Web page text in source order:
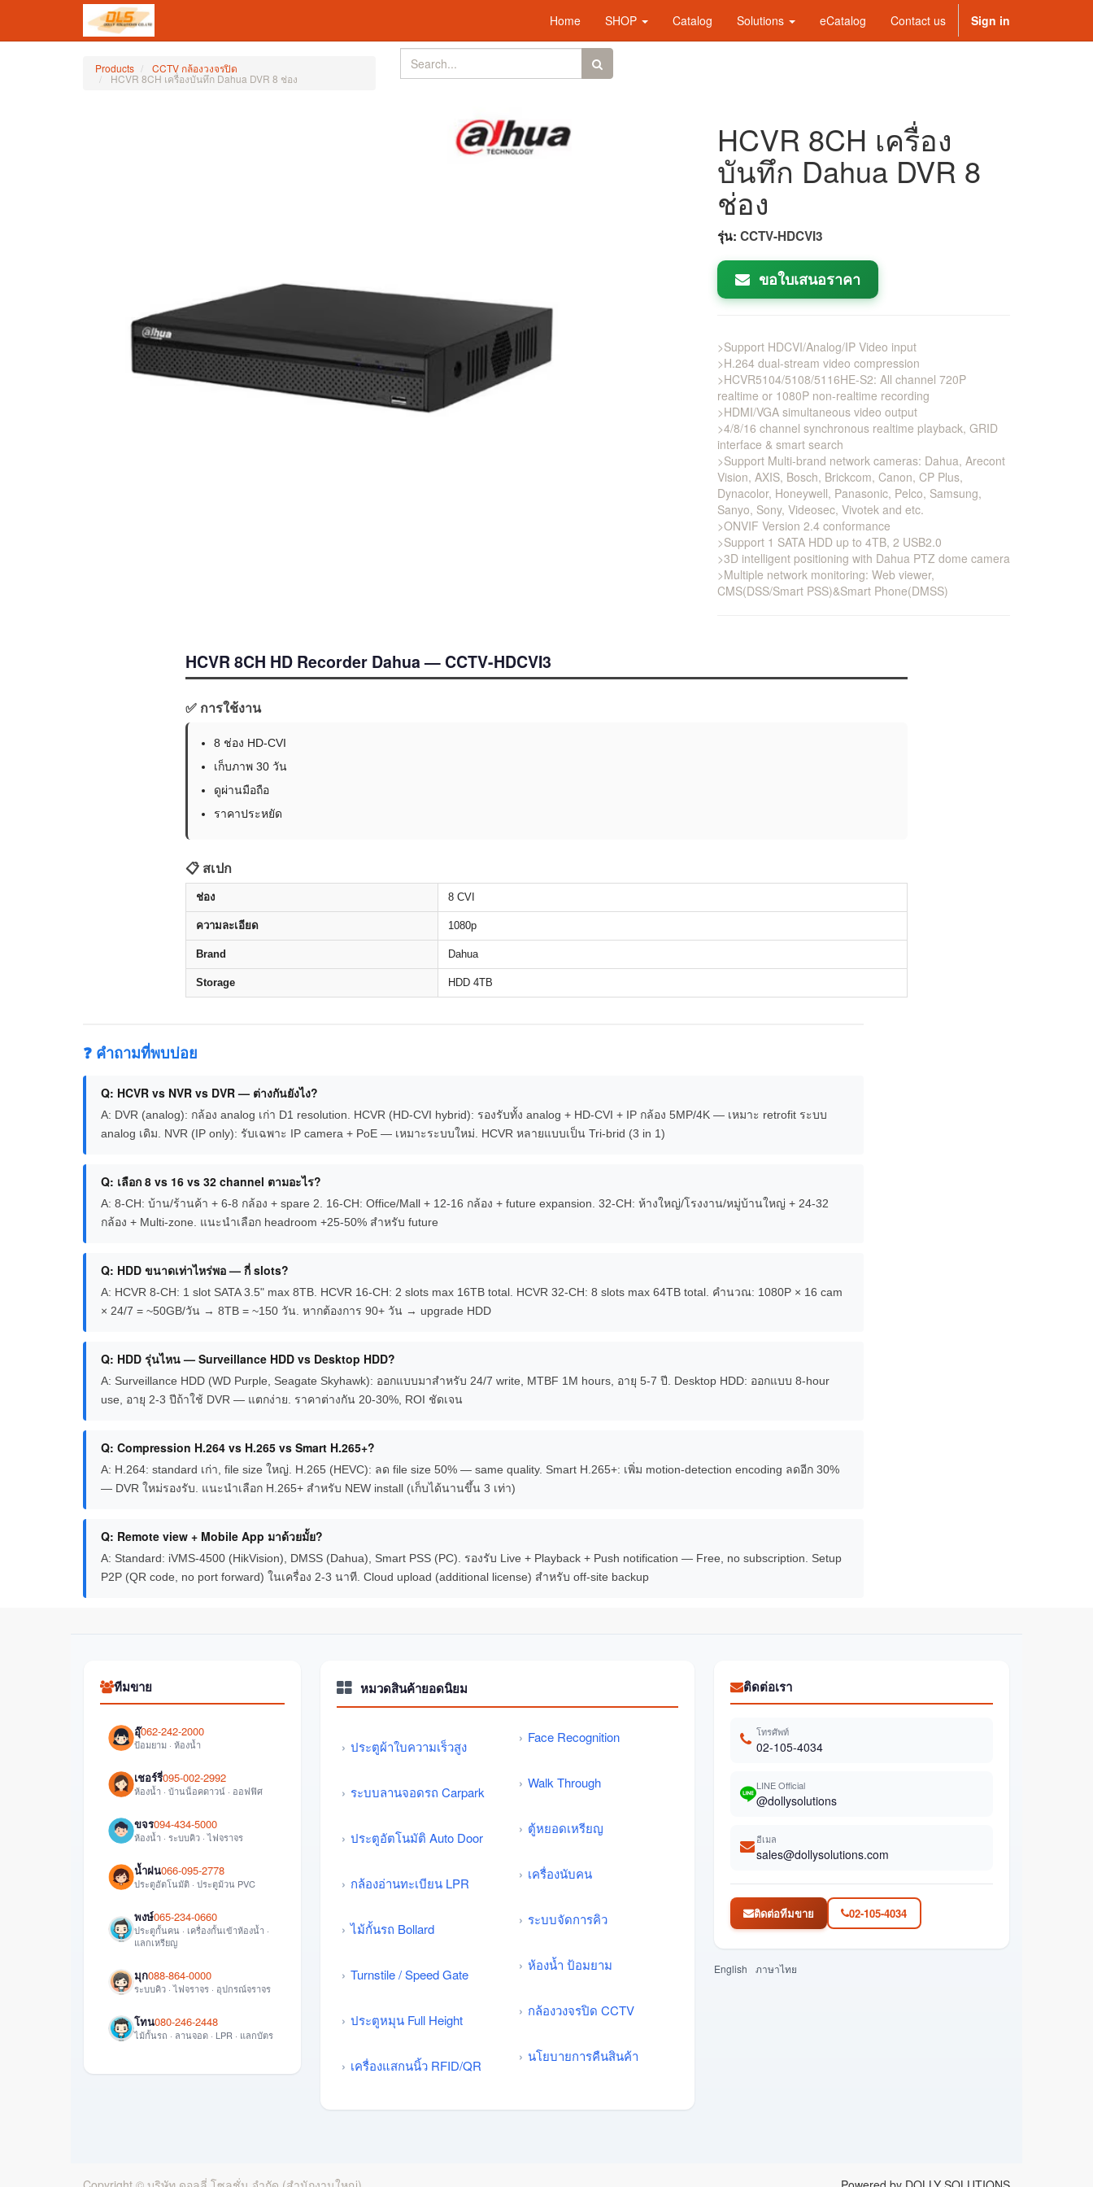
Home SHOP Catalog Solutions eCatalog Contact us Sign in
Products CCTV กล้องวงจรปิด
HCVR 8CH เครื่องบันทึก Dahua DVR 8 ช่อง
HCVR 8CH เครื่อง
บันทึก Dahua DVR 8
ช่อง
รุ่น: CCTV-HDCVI3
ขอใบเสนอราคา
>Support HDCVI/Analog/IP Video input
>H.264 dual-stream video compression
>HCVR5104/5108/5116HE-S2: All channel 720P
realtime or 1080P non-realtime recording
>HDMI/VGA simultaneous video output
>4/8/16 channel synchronous realtime playback, GRID
interface & smart search
>Support Multi-brand network cameras: Dahua, Arecont
Vision, AXIS, Bosch, Brickcom, Canon, CP Plus,
Dynacolor, Honeywell, Panasonic, Pelco, Samsung,
Sanyo, Sony, Videosec, Vivotek and etc.
>ONVIF Version 2.4 conformance
>Support 1 SATA HDD up to 4TB, 2 USB2.0
>3D intelligent positioning with Dahua PTZ dome camera
>Multiple network monitoring: Web viewer,
CMS(DSS/Smart PSS)&Smart Phone(DMSS)
HCVR 8CH HD Recorder Dahua — CCTV-HDCVI3
✅ การใช้งาน
8 ช่อง HD-CVI
เก็บภาพ 30 วัน
ดูผ่านมือถือ
ราคาประหยัด
📋 สเปก
ช่อง 8 CVI
ความละเอียด 1080p
Brand Dahua
Storage HDD 4TB
❓ คำถามที่พบบ่อย
Q: HCVR vs NVR vs DVR — ต่างกันยังไง?
A: DVR (analog): กล้อง analog เก่า D1 resolution. HCVR (HD-CVI hybrid): รองรับทั้ง analog + HD-CVI + IP กล้อง 5MP/4K — เหมาะ retrofit ระบบ
analog เดิม. NVR (IP only): รับเฉพาะ IP camera + PoE — เหมาะระบบใหม่. HCVR หลายแบบเป็น Tri-brid (3 in 1)
Q: เลือก 8 vs 16 vs 32 channel ตามอะไร?
A: 8-CH: บ้าน/ร้านค้า + 6-8 กล้อง + spare 2. 16-CH: Office/Mall + 12-16 กล้อง + future expansion. 32-CH: ห้างใหญ่/โรงงาน/หมู่บ้านใหญ่ + 24-32
กล้อง + Multi-zone. แนะนำเลือก headroom +25-50% สำหรับ future
Q: HDD ขนาดเท่าไหร่พอ — กี่ slots?
A: HCVR 8-CH: 1 slot SATA 3.5" max 8TB. HCVR 16-CH: 2 slots max 16TB total. HCVR 32-CH: 8 slots max 64TB total. คำนวณ: 1080P × 16 cam
× 24/7 = ~50GB/วัน → 8TB = ~150 วัน. หากต้องการ 90+ วัน → upgrade HDD
Q: HDD รุ่นไหน — Surveillance HDD vs Desktop HDD?
A: Surveillance HDD (WD Purple, Seagate Skyhawk): ออกแบบมาสำหรับ 24/7 write, MTBF 1M hours, อายุ 5-7 ปี. Desktop HDD: ออกแบบ 8-hour
use, อายุ 2-3 ปีถ้าใช้ DVR — แตกง่าย. ราคาต่างกัน 20-30%, ROI ชัดเจน
Q: Compression H.264 vs H.265 vs Smart H.265+?
A: H.264: standard เก่า, file size ใหญ่. H.265 (HEVC): ลด file size 50% — same quality. Smart H.265+: เพิ่ม motion-detection encoding ลดอีก 30%
— DVR ใหม่รองรับ. แนะนำเลือก H.265+ สำหรับ NEW install (เก็บได้นานขึ้น 3 เท่า)
Q: Remote view + Mobile App มาด้วยมั้ย?
A: Standard: iVMS-4500 (HikVision), DMSS (Dahua), Smart PSS (PC). รองรับ Live + Playback + Push notification — Free, no subscription. Setup
P2P (QR code, no port forward) ในเครื่อง 2-3 นาที. Cloud upload (additional license) สำหรับ off-site backup
ทีมขาย
อุ๊062-242-2000
ป้อมยาม · ห้องน้ำ
เชอร์รี่095-002-2992
ห้องน้ำ · บ้านน็อคดาวน์ · ออฟฟิศ
ขจร094-434-5000
ห้องน้ำ · ระบบคิว · ไฟจราจร
น้ำฝน066-095-2778
ประตูอัตโนมัติ · ประตูม้วน PVC
พงษ์065-234-0660
ประตูกั้นคน · เครื่องกั้นเข้าห้องน้ำ ·
แลกเหรียญ
มุก088-864-0000
ระบบคิว · ไฟจราจร · อุปกรณ์จราจร
โทน080-246-2448
ไม้กั้นรถ · ลานจอด · LPR · แลกบัตร
หมวดสินค้ายอดนิยม
ประตูผ้าใบความเร็วสูง
ระบบลานจอดรถ Carpark
ประตูอัตโนมัติ Auto Door
กล้องอ่านทะเบียน LPR
ไม้กั้นรถ Bollard
Turnstile / Speed Gate
ประตูหมุน Full Height
เครื่องแสกนนิ้ว RFID/QR
Face Recognition
Walk Through
ตู้หยอดเหรียญ
เครื่องนับคน
ระบบจัดการคิว
ห้องน้ำ ป้อมยาม
กล้องวงจรปิด CCTV
นโยบายการคืนสินค้า
ติดต่อเรา
โทรศัพท์
02-105-4034
LINE Official
@dollysolutions
อีเมล
sales@dollysolutions.com
ติดต่อทีมขาย 02-105-4034
English ภาษาไทย